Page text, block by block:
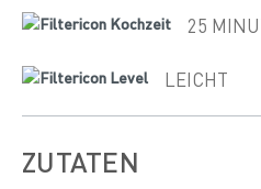
25
LEICHT
ZUTATEN